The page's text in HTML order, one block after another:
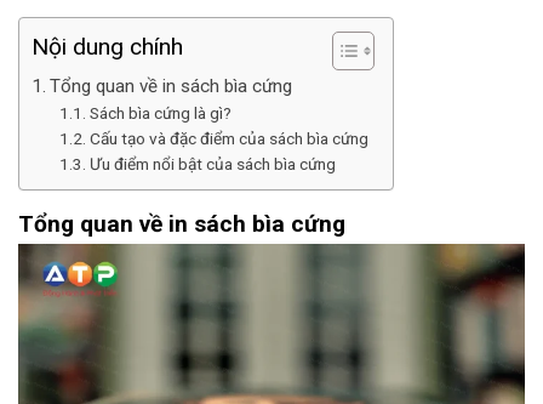
Nội dung chính
Tổng quan về in sách bìa cứng
Sách bìa cứng là gì?
Cấu tạo và đặc điểm của sách bìa cứng
Ưu điểm nổi bật của sách bìa cứng
Tổng quan về in sách bìa cứng